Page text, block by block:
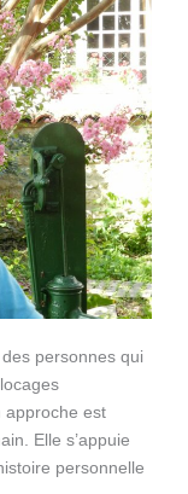
personnes qui
approche est
Elle s’appuie
personnelle